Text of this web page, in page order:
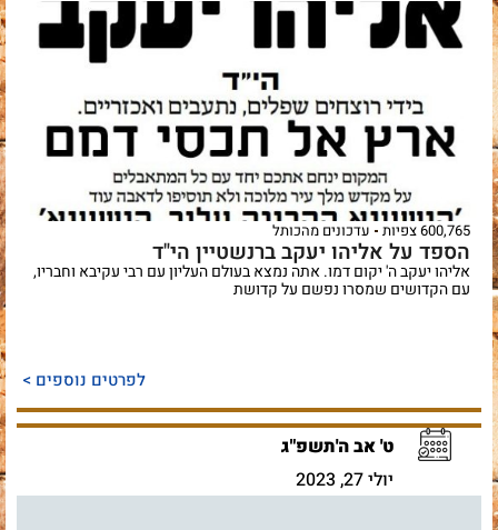
600,765 צפיות עדכונים מהכותל
הספד על אליהו יעקב ברנשטיין הי"ד
אליהו יעקב ה' יקום דמו. אתה נמצא בעולם העליון עם רבי עקיבא וחבריו,
עם הקדושים שמסרו נפשם על קדושת
לפרטים נוספים >
ט' אב ה'תשפ"ג
יולי 27, 2023